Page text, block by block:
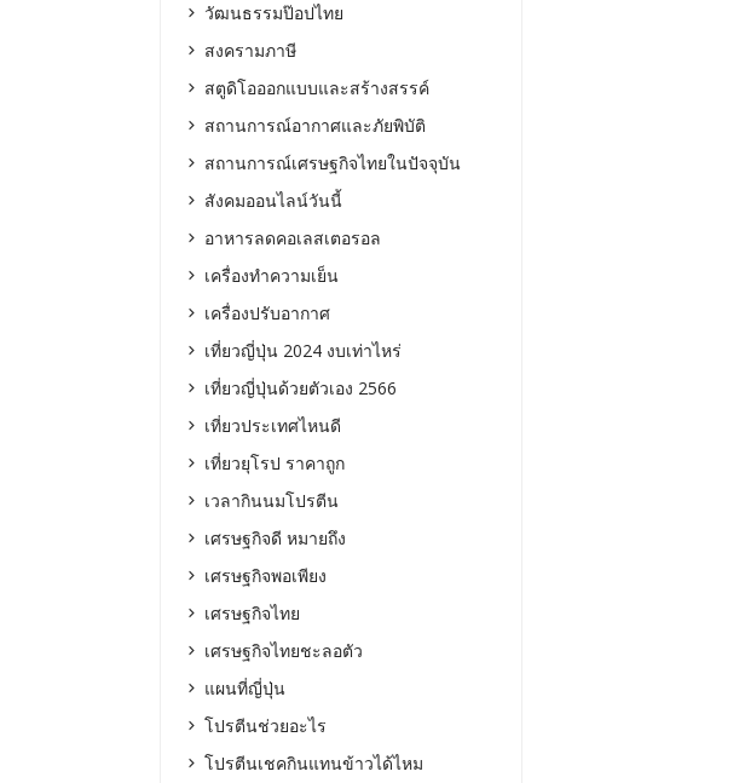
วัฒนธรรมป๊อปไทย
สงครามภาษี
สตูดิโอออกแบบและสร้างสรรค์
สถานการณ์อากาศและภัยพิบัติ
สถานการณ์เศรษฐกิจไทยในปัจจุบัน
สังคมออนไลน์วันนี้
อาหารลดคอเลสเตอรอล
เครื่องทำความเย็น
เครื่องปรับอากาศ
เที่ยวญี่ปุ่น 2024 งบเท่าไหร่
เที่ยวญี่ปุ่นด้วยตัวเอง 2566
เที่ยวประเทศไหนดี
เที่ยวยุโรป ราคาถูก
เวลากินนมโปรตีน
เศรษฐกิจดี หมายถึง
เศรษฐกิจพอเพียง
เศรษฐกิจไทย
เศรษฐกิจไทยชะลอตัว
แผนที่ญี่ปุ่น
โปรตีนช่วยอะไร
โปรตีนเชคกินแทนข้าวได้ไหม